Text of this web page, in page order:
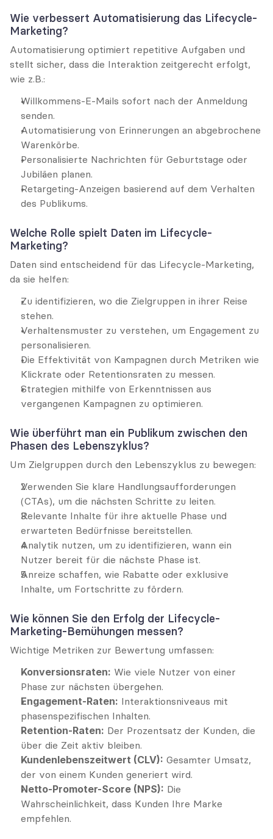
Wie verbessert Automatisierung das Lifecycle-
Marketing?
Automatisierung optimiert repetitive Aufgaben und
stellt sicher, dass die Interaktion zeitgerecht erfolgt,
wie z.B.:
Willkommens-E-Mails sofort nach der Anmeldung
senden.
Automatisierung von Erinnerungen an abgebrochene
Warenkörbe.
Personalisierte Nachrichten für Geburtstage oder
Jubiläen planen.
Retargeting-Anzeigen basierend auf dem Verhalten
des Publikums.
Welche Rolle spielt Daten im Lifecycle-
Marketing?
Daten sind entscheidend für das Lifecycle-Marketing,
da sie helfen:
Zu identifizieren, wo die Zielgruppen in ihrer Reise
stehen.
Verhaltensmuster zu verstehen, um Engagement zu
personalisieren.
Die Effektivität von Kampagnen durch Metriken wie
Klickrate oder Retentionsraten zu messen.
Strategien mithilfe von Erkenntnissen aus
vergangenen Kampagnen zu optimieren.
Wie überführt man ein Publikum zwischen den
Phasen des Lebenszyklus?
Um Zielgruppen durch den Lebenszyklus zu bewegen:
Verwenden Sie klare Handlungsaufforderungen
(CTAs), um die nächsten Schritte zu leiten.
Relevante Inhalte für ihre aktuelle Phase und
erwarteten Bedürfnisse bereitstellen.
Analytik nutzen, um zu identifizieren, wann ein
Nutzer bereit für die nächste Phase ist.
Anreize schaffen, wie Rabatte oder exklusive
Inhalte, um Fortschritte zu fördern.
Wie können Sie den Erfolg der Lifecycle-
Marketing-Bemühungen messen?
Wichtige Metriken zur Bewertung umfassen:
Konversionsraten: Wie viele Nutzer von einer
Phase zur nächsten übergehen.
Engagement-Raten: Interaktionsniveaus mit
phasenspezifischen Inhalten.
Retention-Raten: Der Prozentsatz der Kunden, die
über die Zeit aktiv bleiben.
Kundenlebenszeitwert (CLV): Gesamter Umsatz,
der von einem Kunden generiert wird.
Netto-Promoter-Score (NPS): Die
Wahrscheinlichkeit, dass Kunden Ihre Marke
empfehlen.